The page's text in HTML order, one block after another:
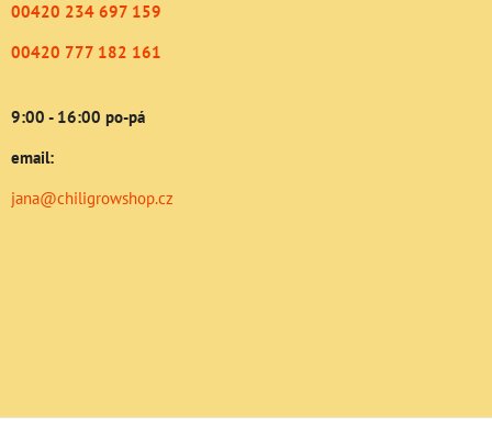
00420 234 697 159
00420 777 182 161
9:00 - 16:00 po-pá
email:
jana@chiligrowshop.cz